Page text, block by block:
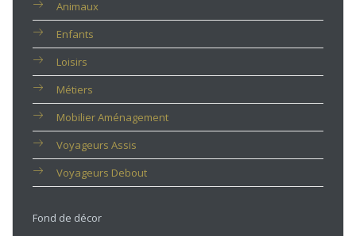
Animaux
Enfants
Loisirs
Métiers
Mobilier Aménagement
Voyageurs Assis
Voyageurs Debout
Fond de décor